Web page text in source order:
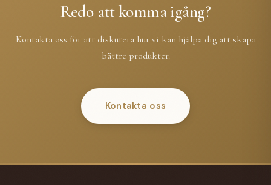
Redo att komma igång?
Kontakta oss för att diskutera hur vi kan hjälpa dig att skapa
bättre produkter.
Kontakta oss